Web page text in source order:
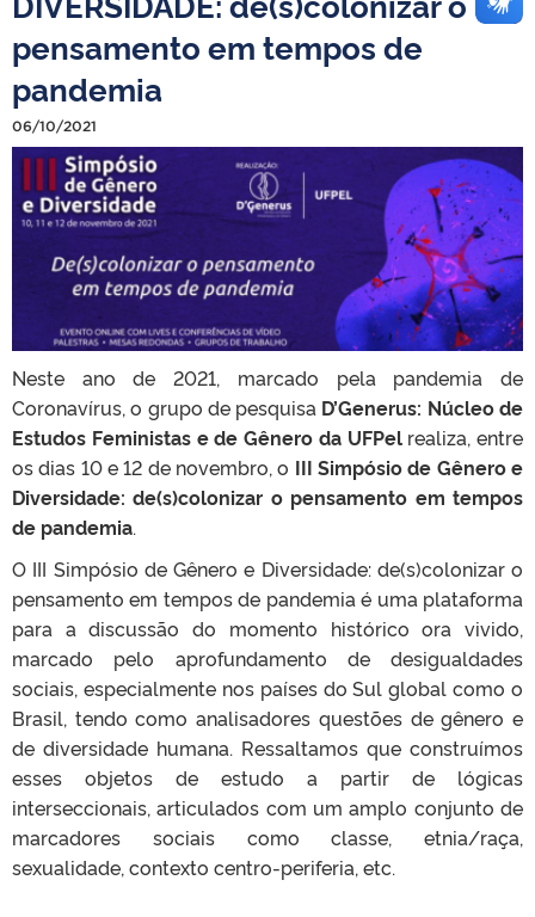
pensamento em tempos de
pandemia
06/10/2021
Neste ano de 2021, marcado pela pandemia de
Coronavírus, o grupo de pesquisa D’Generus: Núcleo de
Estudos Feministas e de Gênero da UFPelrealiza, entre
os dias 10 e 12 de novembro, o III Simpósio de Gênero e
Diversidade: de(s)colonizar o pensamento em tempos
de pandemia.
O III Simpósio de Gênero e Diversidade: de(s)colonizar o
pensamento em tempos de pandemia é uma plataforma
para a discussão do momento histórico ora vivido,
marcado pelo aprofundamento de desigualdades
sociais, especialmente nos países do Sul global como o
Brasil, tendo como analisadores questões de gênero e
de diversidade humana. Ressaltamos que construímos
esses objetos de estudo a partir de lógicas
interseccionais, articulados com um amplo conjunto de
marcadores sociais como classe, etnia/raça,
sexualidade, contexto centro-periferia, etc.